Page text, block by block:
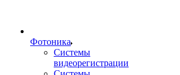
Фотоника
Cистемы
видеорегистрации